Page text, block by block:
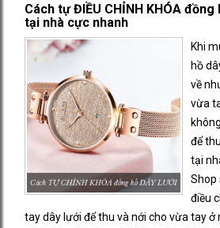
Cách tự ĐIỀU CHỈNH KHÓA đồng
tại nhà cực nhanh
Khi
hồ
về
vừa
để
tại
Shop
điều
tay dây lưới để thu và nới cho vừa tay ở